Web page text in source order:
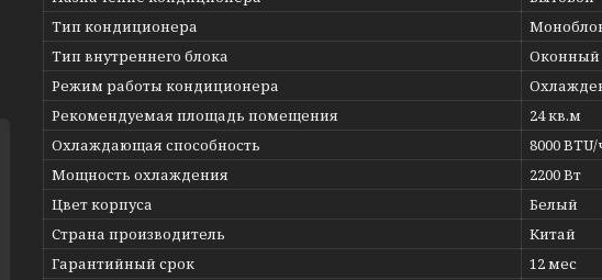
Тип кондиционера
Тип внутреннего блока
Оконный
Режим работы кондиционера
Рекомендуемая площадь помещения
24 кв.м
Охлаждающая способность
8000 BTU/
Мощность охлаждения
2200 Вт
Цвет корпуса
Белый
Страна производитель
Китай
Гарантийный срок
12 мес